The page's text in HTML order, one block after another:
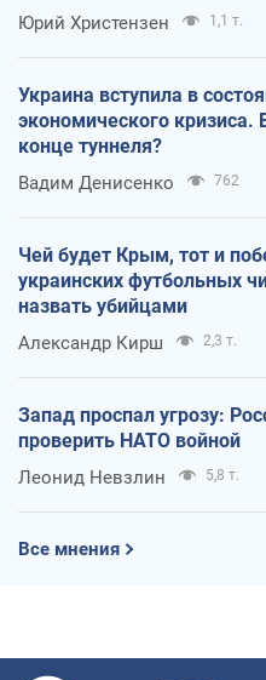
Юрий Христензен 1,1 т.
Украина вступила в
экономического кризиса.
конце туннеля?
Вадим Денисенко 762
Чей будет Крым, тот и
украинских футбольных
назвать убийцами
Александр Кирш 2,3 т.
Запад проспал угрозу:
проверить НАТО войной
Леонид Невзлин 5,8 т.
Все мнения